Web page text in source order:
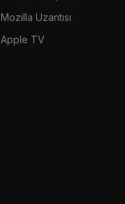
Mozilla Uzantısı
Apple TV